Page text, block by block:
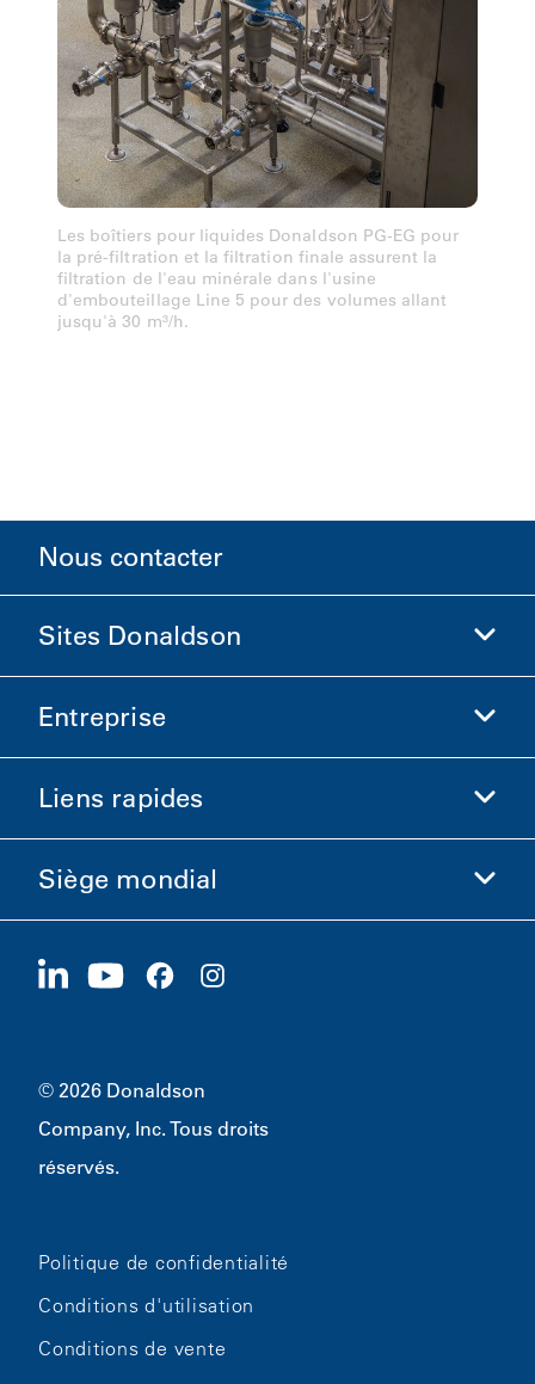
Les boîtiers pour liquides Donaldson PG-EG pour
la pré-filtration et la filtration finale assurent la
filtration de l'eau minérale dans l'usine
d'embouteillage Line 5 pour des volumes allant
jusqu'à 30 m³/h.
Nous contacter
Sites Donaldson
Donaldson Sciences de la vie
Entreprise
Informations sur l'entreprise
Carrières
Liens rapides
Investisseurs
Développement durable
Siège mondial
1400 W 94th Street
© 2026 Donaldson
Company, Inc. Tous droits
réservés.
Politique de confidentialité
Conditions d'utilisation
Conditions de vente